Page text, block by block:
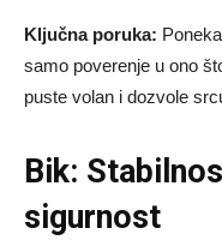
Ključna poruka:
samo poverenje u ono
puste volan i dozvole
Bik:
sigurnost